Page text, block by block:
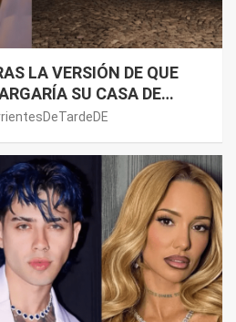
LA VERSIÓN DE QUE
SU CASA DE
RASCAR DE ALGÚN